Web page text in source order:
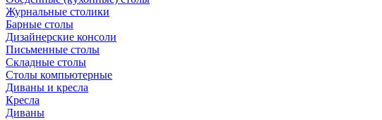
Журнальные столики
Барные столы
Дизайнерские консоли
Письменные столы
Складные столы
Столы компьютерные
Диваны и кресла
Кресла
Диваны